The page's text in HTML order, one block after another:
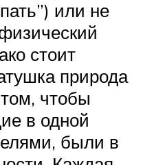
или не
стоит
природа
чтобы
в одной
были в